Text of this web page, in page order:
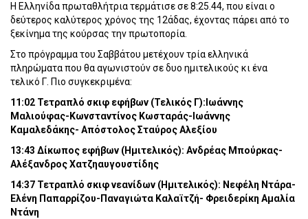
Η Ελληνίδα πρωταθλήτρια τερμάτισε σε 8:25.44, που είναι ο
δεύτερος καλύτερος χρόνος της 12άδας, έχοντας πάρει από το
ξεκίνημα της κούρσας την πρωτοπορία.
Στο πρόγραμμα του Σαββάτου μετέχουν τρία ελληνικά
πληρώματα που θα αγωνιστούν σε δυο ημιτελικούς κι ένα
τελικό Γ. Πιο συγκεκριμένα:
11:02 Τετραπλό σκιφ εφήβων (Τελικός Γ):Ιωάννης
Μαλιούφας-Κωνσταντίνος Κωσταράς-Ιωάννης
Καμαλεδάκης- Απόστολος Σταύρος Αλεξίου
13:43 Δίκωπος εφήβων (Ημιτελικός): Ανδρέας Μπούρκας-
Αλέξανδρος Χατζηαυγουστίδης
14:37 Τετραπλό σκιφ νεανίδων (Ημιτελικός): Νεφέλη Ντάρα-
Ελένη Παπαρρίζου-Παναγιώτα Καλαϊτζή- Φρειδερίκη Αμαλία
Ντάνη